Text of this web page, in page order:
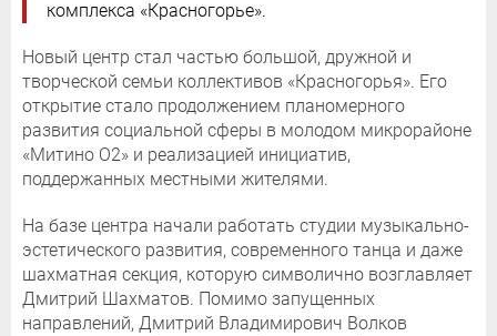
комплекса «Красногорье».
Новый центр стал частью большой, дружной и
творческой семьи коллективов «Красногорья». Его
открытие стало продолжением планомерного
развития социальной сферы в молодом микрорайоне
«Митино О2» и реализацией инициатив,
поддержанных местными жителями.
На базе центра начали работать студии музыкально-
эстетического развития, современного танца и даже
шахматная секция, которую символично возглавляет
Дмитрий Шахматов. Помимо запущенных
направлений, Дмитрий Владимирович Волков